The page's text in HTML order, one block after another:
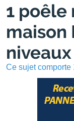
1 poêle
maison
niveaux
Ce sujet comporte